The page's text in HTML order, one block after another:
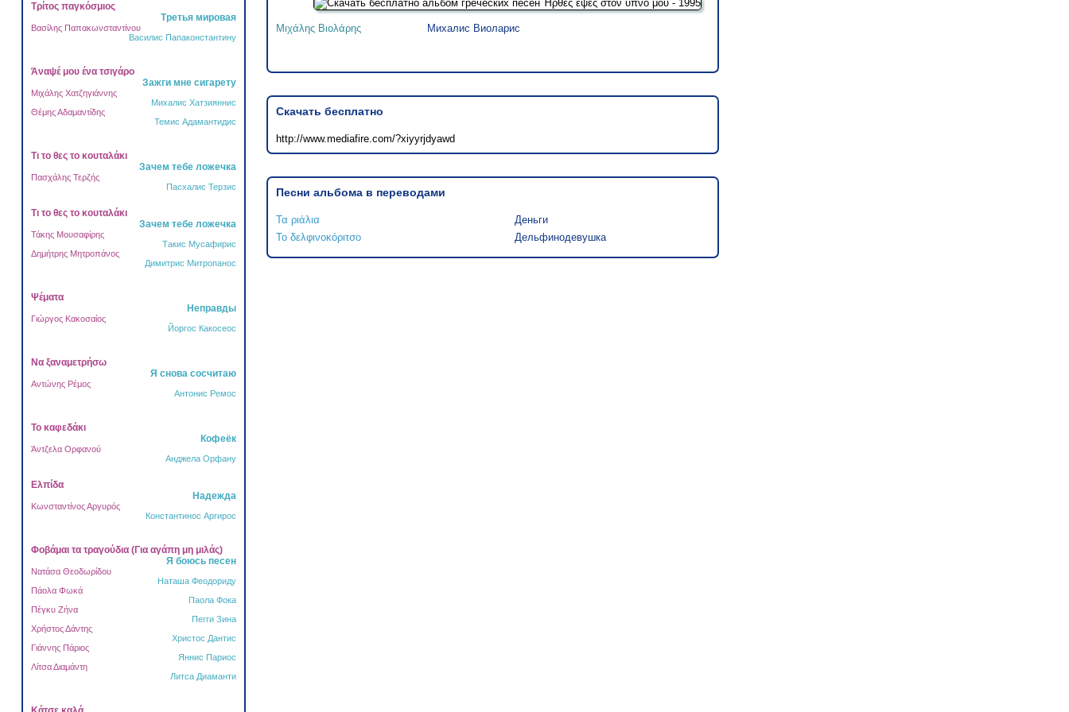
Τρίτος παγκόσμιος
Третья мировая
Βασίλης Παπακωνσταντίνου
Василис Папаконстантину
Άναψέ μου ένα τσιγάρο
Зажги мне сигарету
Μιχάλης Χατζηγιάννης
Михалис Хатзияннис
Θέμης Αδαμαντίδης
Темис Адамантидис
Τι το θες το κουταλάκι
Зачем тебе ложечка
Πασχάλης Τερζής
Пасхалис Терзис
Τι το θες το κουταλάκι
Зачем тебе ложечка
Τάκης Μουσαφίρης
Такис Мусафирис
Δημήτρης Μητροπάνος
Димитрис Митропанос
Ψέματα
Неправды
Γιώργος Κακοσαίος
Йоргос Какосеос
Να ξαναμετρήσω
Я снова сосчитаю
Αντώνης Ρέμος
Антонис Ремос
Το καφεδάκι
Кофеёк
Άντζελα Ορφανού
Анджела Орфану
Ελπίδα
Надежда
Κωνσταντίνος Αργυρός
Константинос Аргирос
Φοβάμαι τα τραγούδια (Για αγάπη μη μιλάς)
Я боюсь песен
Νατάσα Θεοδωρίδου
Наташа Феодориду
Πάολα Φωκά
Паола Фока
Πέγκυ Ζήνα
Пегги Зина
Χρήστος Δάντης
Христос Дантис
Γιάννης Πάριος
Яннис Париос
Λίτσα Διαμάντη
Литса Диаманти
Μιχάλης Βιολάρης Михалис Виоларис
Скачать бесплатно
http://www.mediafire.com/?xiyyrjdyawd
Песни альбома в переводами
Τα ριάλια
Деньги
Το δελφινοκόριτσο
Дельфинодевушка